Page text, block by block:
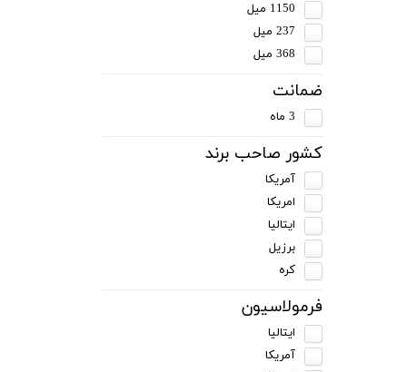
1150 میل
237 میل
368 میل
ضمانت
3 ماه
کشور صاحب برند
آمریکا
امریکا
ایتالیا
برزیل
کره
فرمولاسیون
ایتالیا
آمریکا